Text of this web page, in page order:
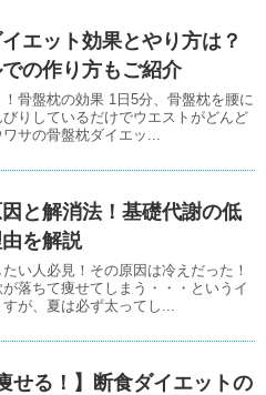
エット効果とやり方は？
の作り方もご紹介
骨盤枕の効果 1日5分、骨盤枕を腰に
りしているだけでウエストがどんど
サの骨盤枕ダイエッ...
と解消法！基礎代謝の低
を解説
い人必見！その原因は冷えだった！
落ちて痩せてしまう・・・というイ
が、夏は必ず太ってし...
せる！】断食ダイエットの